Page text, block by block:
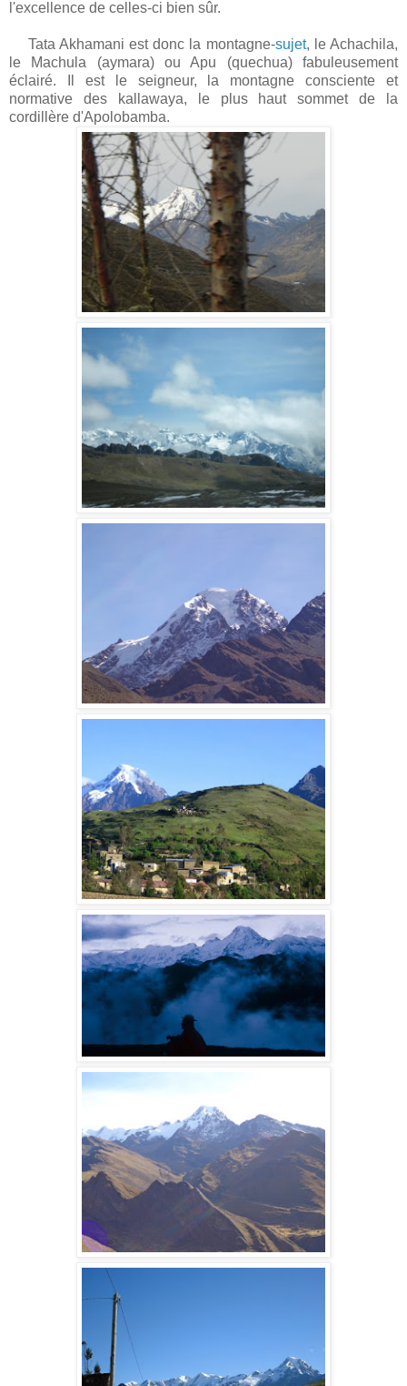
l'excellence de celles-ci bien sûr.
Tata Akhamani est donc la montagne-sujet, le Achachila,
le Machula (aymara) ou Apu (quechua) fabuleusement
éclairé. Il est le seigneur, la montagne consciente et
normative des kallawaya, le plus haut sommet de la
cordillère d'Apolobamba.